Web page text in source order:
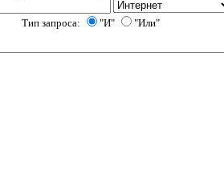
Тип запроса: "И" "Или"